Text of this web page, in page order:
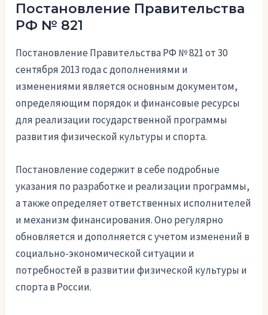
Постановление Правительства
РФ № 821
Постановление Правительства РФ № 821 от 30
сентября 2013 года с дополнениями и
изменениями является основным документом,
определяющим порядок и финансовые ресурсы
для реализации государственной программы
развития физической культуры и спорта.
Постановление содержит в себе подробные
указания по разработке и реализации программы,
а также определяет ответственных исполнителей
и механизм финансирования. Оно регулярно
обновляется и дополняется с учетом изменений в
социально-экономической ситуации и
потребностей в развитии физической культуры и
спорта в России.